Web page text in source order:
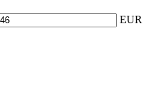
EUR